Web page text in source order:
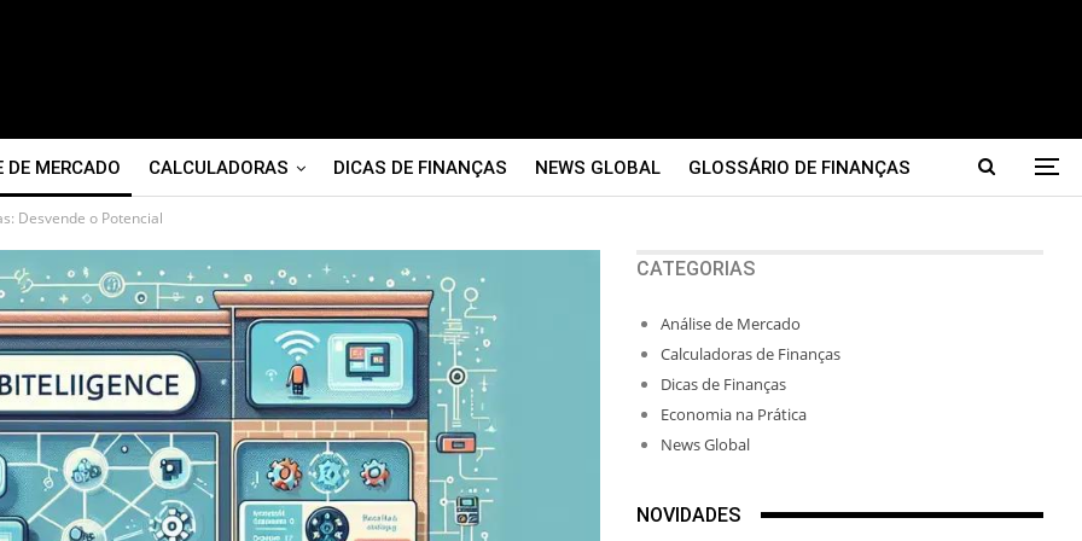
DE MERCADO CALCULADORAS DICAS DE FINANÇAS NEWS GLOBAL GLOSSÁRIO DE FINANÇAS
Desvende o Potencial
CATEGORIAS
Análise de Mercado
Calculadoras de Finanças
Dicas de Finanças
Economia na Prática
News Global
NOVIDADES